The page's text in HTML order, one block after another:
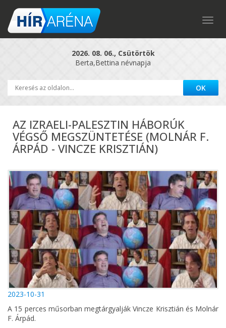
2026. 08. 06., Csütörtök
Berta,Bettina névnapja
AZ IZRAELI-PALESZTIN HÁBORÚK
VÉGSŐ MEGSZÜNTETÉSE (MOLNÁR F.
ÁRPÁD - VINCZE KRISZTIÁN)
2023-10-31
A 15 perces műsorban megtárgyalják Vincze Krisztián és Molnár
F. Árpád.